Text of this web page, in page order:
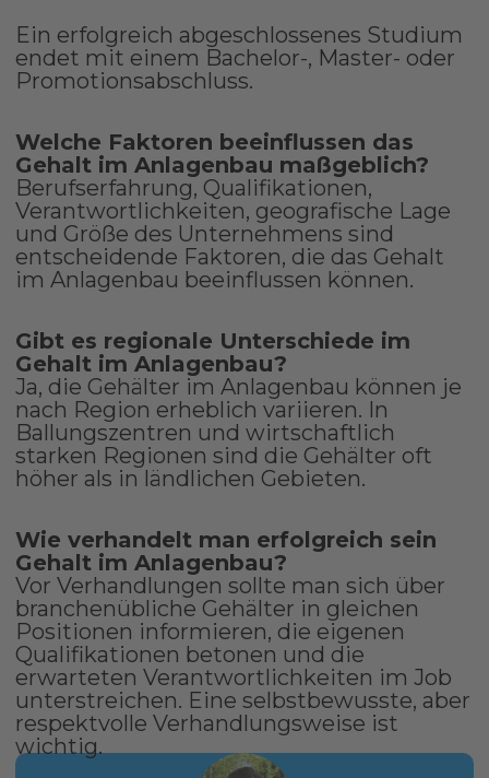
Ein erfolgreich abgeschlossenes Studium
endet mit einem Bachelor-, Master- oder
Promotionsabschluss.
Welche Faktoren beeinflussen das
Gehalt im Anlagenbau maßgeblich?
Berufserfahrung, Qualifikationen,
Verantwortlichkeiten, geografische Lage
und Größe des Unternehmens sind
entscheidende Faktoren, die das Gehalt
im Anlagenbau beeinflussen können.
Gibt es regionale Unterschiede im
Gehalt im Anlagenbau?
Ja, die Gehälter im Anlagenbau können je
nach Region erheblich variieren. In
Ballungszentren und wirtschaftlich
starken Regionen sind die Gehälter oft
höher als in ländlichen Gebieten.
Wie verhandelt man erfolgreich sein
Gehalt im Anlagenbau?
Vor Verhandlungen sollte man sich über
branchenübliche Gehälter in gleichen
Positionen informieren, die eigenen
Qualifikationen betonen und die
erwarteten Verantwortlichkeiten im Job
unterstreichen. Eine selbstbewusste, aber
respektvolle Verhandlungsweise ist
wichtig.